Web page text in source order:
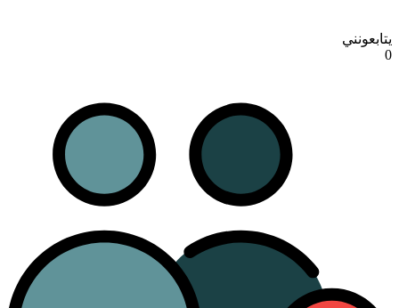
يتابعونني
0